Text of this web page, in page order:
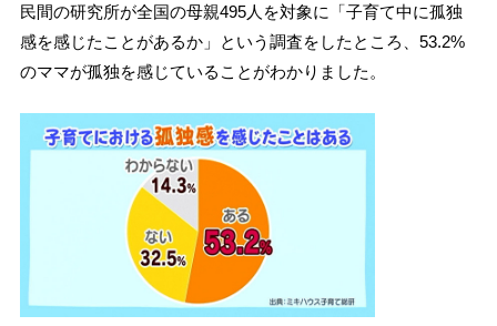
民間の研究所が全国の母親495人を対象に「子育て中に孤独
感を感じたことがあるか」という調査をしたところ、53.2%
のママが孤独を感じていることがわかりました。